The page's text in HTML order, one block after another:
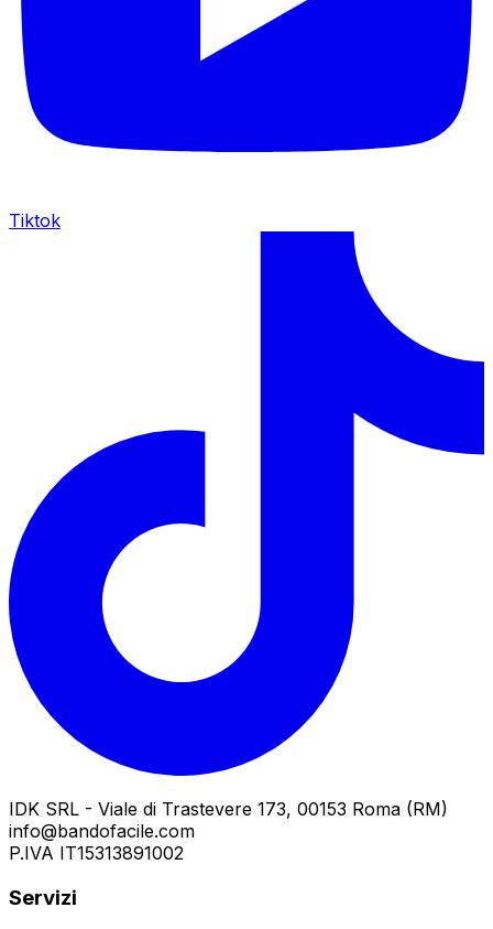
Tiktok
IDK SRL - Viale di Trastevere 173, 00153 Roma (RM)
info@bandofacile.com
P.IVA IT15313891002
Servizi